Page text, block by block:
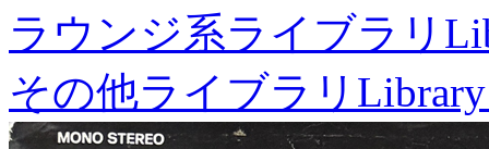
ラウンジ系ライブラリ
その他ライブラリ